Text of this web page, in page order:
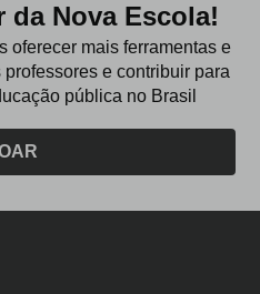
da Nova Escola!
oferecer mais ferramentas e
e contribuir para
pública no Brasil